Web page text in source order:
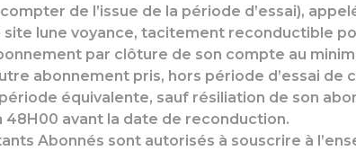
de l’issue de la période d’essai),
lune voyance, tacitement reconductible
par clôture de son compte au
abonnement pris, hors période d’essai de
équivalente, sauf résiliation de son
48H00 avant la date de reconduction.
Abonnés sont autorisés à souscrire à